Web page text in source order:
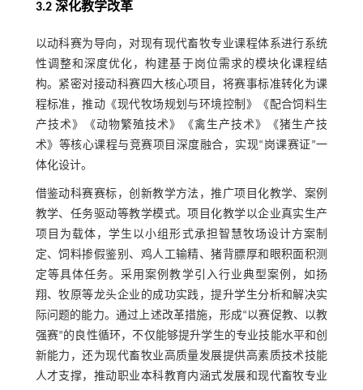
3.2 深化教学改革
以动科赛为导向，对现有现代畜牧专业课程体系进行系统
性调整和深度优化，构建基于岗位需求的模块化课程结
构。紧密对接动科赛四大核心项目，将赛事标准转化为课
程标准，推动《现代牧场规划与环境控制》《配合饲料生
产技术》《动物繁殖技术》《禽生产技术》《猪生产技
术》等核心课程与竞赛项目深度融合，实现“岗课赛证”一
体化设计。
借鉴动科赛赛标，创新教学方法，推广项目化教学、案例
教学、任务驱动等教学模式。项目化教学以企业真实生产
项目为载体，学生以小组形式承担智慧牧场设计方案制
定、饲料掺假鉴别、鸡人工输精、猪背膘厚和眼积面积测
定等具体任务。采用案例教学引入行业典型案例，如扬
翔、牧原等龙头企业的成功实践，提升学生分析和解决实
际问题的能力。通过上述改革措施，形成“以赛促教、以教
强赛”的良性循环，不仅能够提升学生的专业技能水平和创
新能力，还为现代畜牧业高质量发展提供高素质技术技能
人才支撑，推动职业本科教育内涵式发展和现代畜牧专业